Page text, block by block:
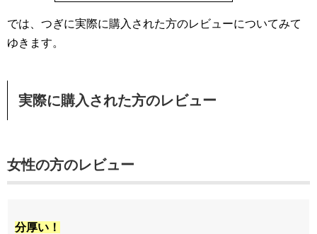
では、つぎに実際に購入された方のレビューについてみて
ゆきます。
実際に購入された方のレビュー
女性の方のレビュー
分厚い！